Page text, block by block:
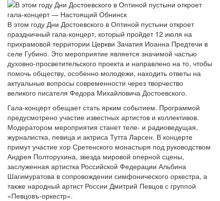
В этом году Дни Достоевского в Оптиной пустыни откроет
праздничный гала-концерт, который пройдет 12 июля на
прихрамовой территории Церкви Зачатия Иоанна Предтечи в
селе Губино. Это мероприятие является значимой частью
духовно-просветительского проекта и направлено на то, чтобы
помочь обществу, особенно молодежи, находить ответы на
актуальные вопросы современности через творчество
великого писателя Федора Михайловича Достоевского.
Гала-концерт обещает стать ярким событием. Программой
предусмотрено участие известных артистов и коллективов.
Модератором мероприятия станет теле- и радиоведущая,
журналистка, певица и актриса Тутта Ларсен. В концерте
примут участие хор Сретенского монастыря под руководством
Андрея Полторухина, звезда мировой оперной сцены,
заслуженная артистка Российской Федерации Альбина
Шагимуратова в сопровождении симфонического оркестра, а
также народный артист России Дмитрий Певцов с группой
«Певцовъ-оркестр».